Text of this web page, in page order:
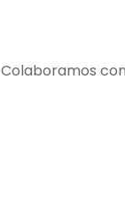
Colaboramos